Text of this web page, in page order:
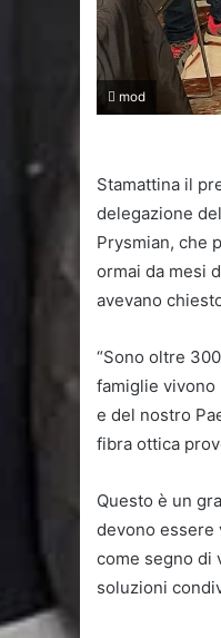
mod
Stamattina il
delegazione
Prysmian, che
ormai da mesi
avevano
“Sono oltre
famiglie vivono
e del nostro
fibra ottica
Questo è un
devono essere
come segno di
soluzioni